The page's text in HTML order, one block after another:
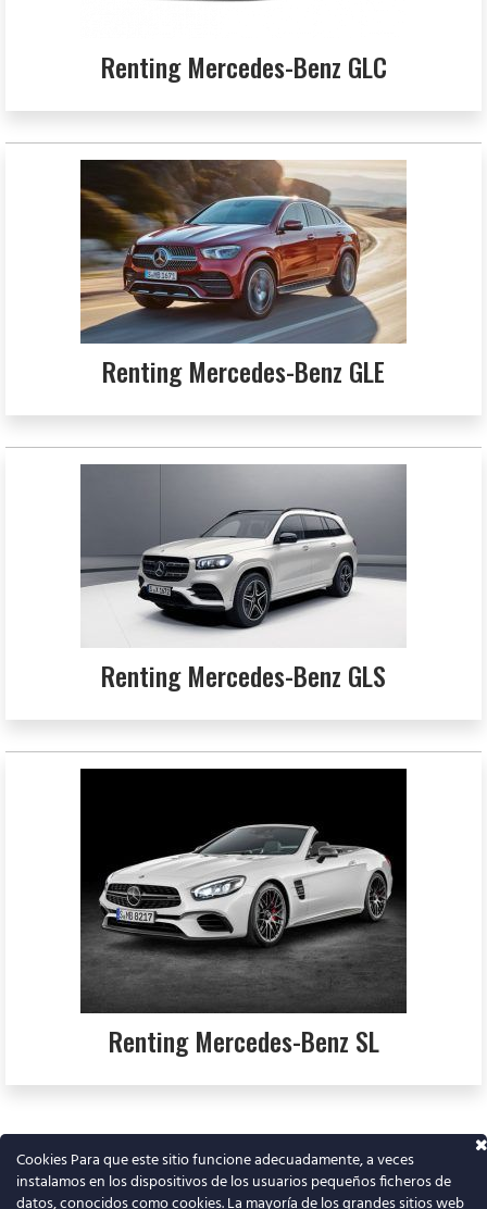
Renting Mercedes-Benz GLC
Renting Mercedes-Benz GLE
Renting Mercedes-Benz GLS
Renting Mercedes-Benz SL
T
Cookies Para que este sitio funcione adecuadamente, a veces
instalamos en los dispositivos de los usuarios pequeños ficheros de